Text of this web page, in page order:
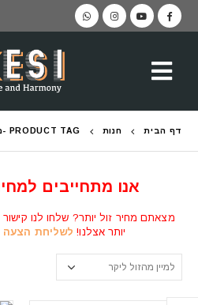
דף הבית חנות PRODUCT TAG -
אנו מתחייבים
מצאתם מחיר זול יותר? שלחו לנו
יותר אצלנו! לשליחת הצעה